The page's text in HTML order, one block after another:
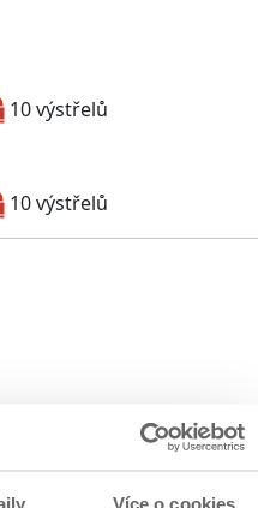
Více o cookies
10 výstřelů
10 výstřelů